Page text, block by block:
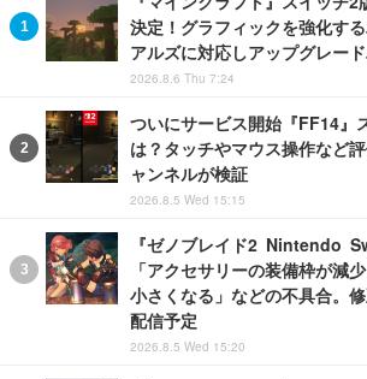
決定！グラフィックを強化す
アルズに対応しアップグレー
2026.8.6 Thu 7:24
ついにサービス開始『FF14』
は？タッチやマウス操作など
ャンネルが検証
2026.8.5 Wed 15:15
『ゼノブレイド2 Nintendo
「アクセサリーの装備枠が減
小さくなる」などの不具合。
配信予定
2026.8.5 Wed 15:20